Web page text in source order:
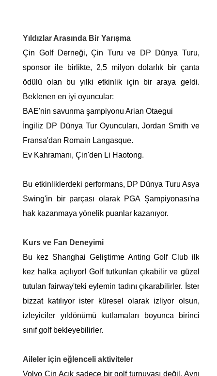
Yıldızlar Arasında Bir Yarışma
Çin Golf Derneği, Çin Turu ve DP Dünya Turu,
sponsor ile birlikte, 2,5 milyon dolarlık bir çanta
ödülü olan bu yılki etkinlik için bir araya geldi.
Beklenen en iyi oyuncular:
BAE'nin savunma şampiyonu Arian Otaegui
İngiliz DP Dünya Tur Oyuncuları, Jordan Smith ve
Fransa'dan Romain Langasque.
Ev Kahramanı, Çin'den Li Haotong.
Bu etkinliklerdeki performans, DP Dünya Turu Asya
Swing'in bir parçası olarak PGA Şampiyonası'na
hak kazanmaya yönelik puanlar kazanıyor.
Kurs ve Fan Deneyimi
Bu kez Shanghai Geliştirme Anting Golf Club ilk
kez halka açılıyor! Golf tutkunları çıkabilir ve güzel
tutulan fairway'teki eylemin tadını çıkarabilirler. İster
bizzat katılıyor ister küresel olarak izliyor olsun,
izleyiciler yıldönümü kutlamaları boyunca birinci
sınıf golf bekleyebilirler.
Aileler için eğlenceli aktiviteler
Volvo Çin Açık sadece bir golf turnuvası değil. Aynı